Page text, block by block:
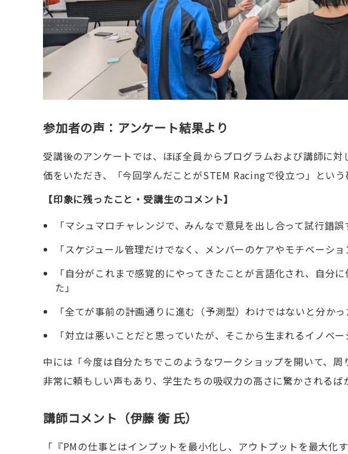
参加者の声：アンケート結果より
受講後のアンケートでは、ほぼ全員からプログラムおよび講師に
価をいただき、「今回学んだことがSTEM Racingで役立つ」という
【印象に残ったこと・受講生のコメント】
「マシュマロチャレンジで、みんなで意見を出し合って試行錯誤
「スケジュール管理だけでなく、メンバーのケアやモチベーシ
「自分がこれまで感覚的にやってきたことが言語化され、自分
た」
「全てが事前の計画通りに進む（予測型）わけではないと分かっ
「対立は悪いことだと思っていたが、そこから生まれるイノベ
中には「今度は自分たちでこのようなワークショップを開いて、
非常に頼もしい声もあり、学生たちの吸収力の高さに驚かされるば
講師コメント（伊藤 衡 氏）
「『PMの仕事とはインプットを最小化し、アウトプットを最大